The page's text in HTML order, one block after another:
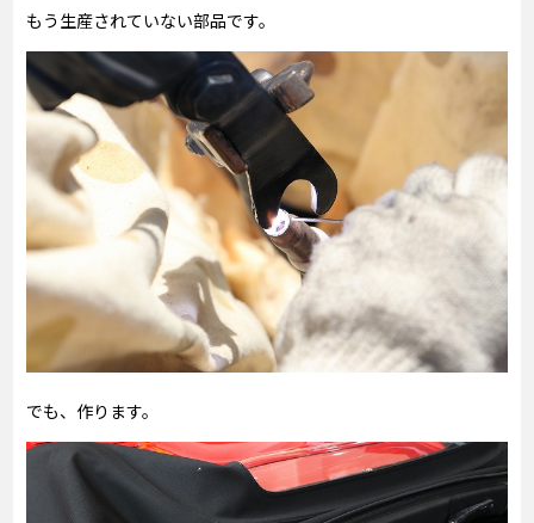
もう生産されていない部品です。
でも、作ります。